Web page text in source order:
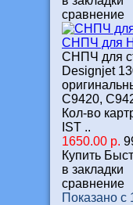
сравнение
СНПЧ для
СНПЧ для
Designjet
C9420,
Кол-во
IST ..
1650.00 р.
Купить
в закладки
сравнение
Показано с